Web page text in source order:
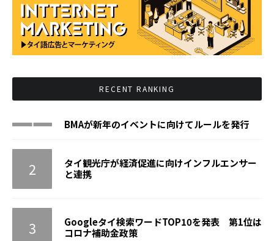
RECENT RANKING
BMAが新年のイベントに向けてルールを発行
タイ観光庁が経済促進に向けインフルエンサー
と連携
Googleタイ検索ワードTOP10を発表 第1位は
コロナ補助金政策